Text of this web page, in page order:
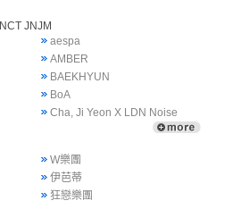
NCT JNJM
aespa
AMBER
BAEKHYUN
BoA
Cha, Ji Yeon X LDN Noise
W樂團
伊芭蒂
狂戀樂團